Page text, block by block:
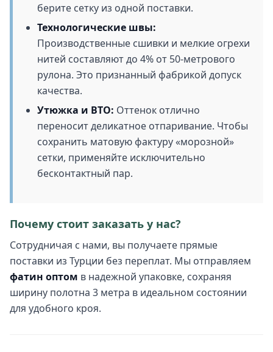
берите сетку из одной поставки.
Технологические швы:
Производственные сшивки и мелкие огрехи
нитей составляют до 4% от 50-метрового
рулона. Это признанный фабрикой допуск
качества.
Утюжка и ВТО: Оттенок отлично
переносит деликатное отпаривание. Чтобы
сохранить матовую фактуру «морозной»
сетки, применяйте исключительно
бесконтактный пар.
Почему стоит заказать у нас?
Сотрудничая с нами, вы получаете прямые
поставки из Турции без переплат. Мы отправляем
фатин оптом в надежной упаковке, сохраняя
ширину полотна 3 метра в идеальном состоянии
для удобного кроя.